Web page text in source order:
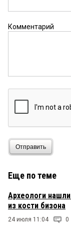
Комментарий
Отправить
Еще по теме
Археологи
из кости бизона
24 июля 11:04 0